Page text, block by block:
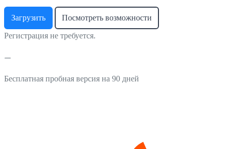
Загрузить Посмотреть возможности
Регистрация не требуется.
Бесплатная пробная версия на 90 дней